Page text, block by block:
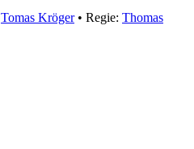
Tomas Kröger• Regie: Thomas